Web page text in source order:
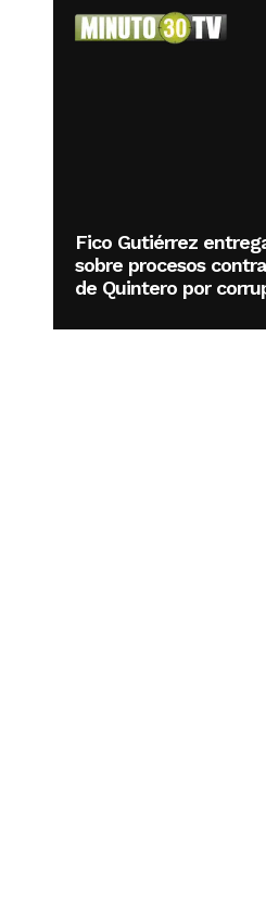
Fico Gutiérrez
sobre procesos
de Quintero por